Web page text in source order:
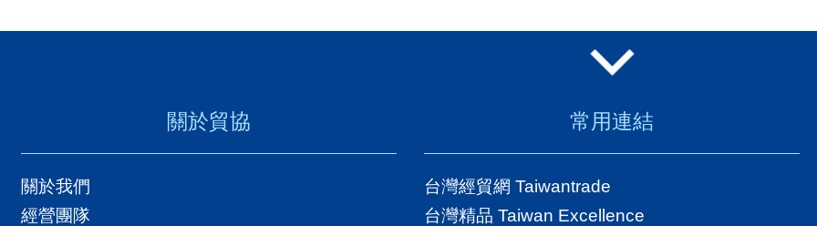
關於貿協
關於我們
經營團隊
常用連結
台灣經貿網 Taiwantrade
台灣精品 Taiwan Excellence